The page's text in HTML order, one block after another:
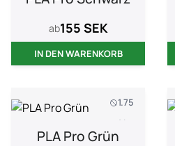
ab155 SEK
IN DEN WARENKORB
1.75
1 kg
PLA Pro Grün